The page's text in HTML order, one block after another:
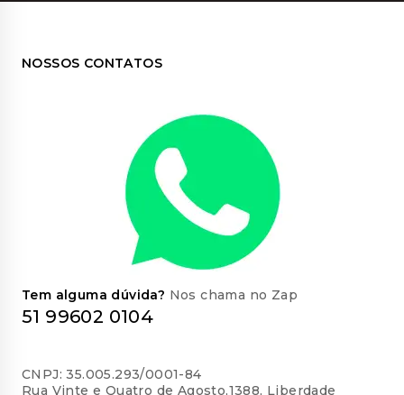
NOSSOS CONTATOS
Tem alguma dúvida? Nos chama no Zap
51 99602 0104
CNPJ: 35.005.293/0001-84
Rua Vinte e Quatro de Agosto,1388, Liberdade